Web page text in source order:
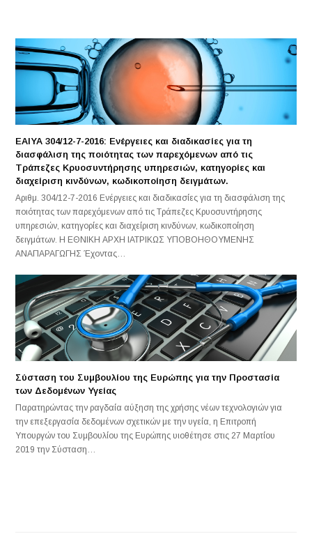
ΕΑΙΥΑ 304/12-7-2016: Ενέργειες και διαδικασίες για τη
διασφάλιση της ποιότητας των παρεχόμενων από τις
Τράπεζες Κρυοσυντήρησης υπηρεσιών, κατηγορίες και
διαχείριση κινδύνων, κωδικοποίηση δειγμάτων.
Αριθμ. 304/12-7-2016 Ενέργειες και διαδικασίες για τη διασφάλιση της
ποιότητας των παρεχόμενων από τις Τράπεζες Κρυοσυντήρησης
υπηρεσιών, κατηγορίες και διαχείριση κινδύνων, κωδικοποίηση
δειγμάτων. Η ΕΘΝΙΚΗ ΑΡΧΗ ΙΑΤΡΙΚΩΣ ΥΠΟΒΟΗΘΟΥΜΕΝΗΣ
ΑΝΑΠΑΡΑΓΩΓΗΣ Έχοντας…
Σύσταση του Συμβουλίου της Ευρώπης για την Προστασία
των Δεδομένων Υγείας
Παρατηρώντας την ραγδαία αύξηση της χρήσης νέων τεχνολογιών για
την επεξεργασία δεδομένων σχετικών με την υγεία, η Επιτροπή
Υπουργών του Συμβουλίου της Ευρώπης υιοθέτησε στις 27 Μαρτίου
2019 την Σύσταση…